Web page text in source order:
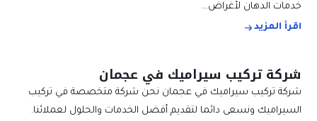
خدمات الدهان لأغراض…
اقرأ المزيد
شركة تركيب سيراميك في عجمان
شركة تركيب سيراميك في عجمان نحن شركة متخصصة في تركيب
السيراميك ونسعى دائما لتقديم أفضل الخدمات والحلول لعملائنا.